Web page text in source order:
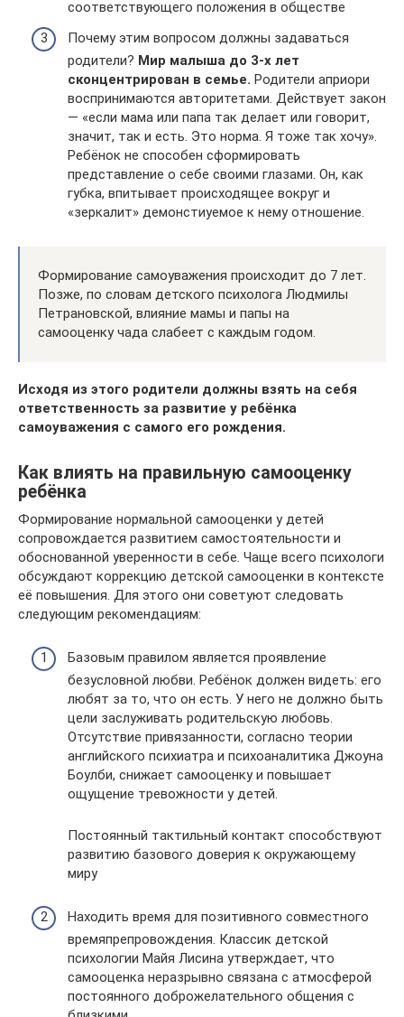
соответствующего положения в обществе
Почему этим вопросом должны задаваться
родители? Мир малыша до 3-х лет
сконцентрирован в семье. Родители априори
воспринимаются авторитетами. Действует закон
— «если мама или папа так делает или говорит,
значит, так и есть. Это норма. Я тоже так хочу».
Ребёнок не способен сформировать
представление о себе своими глазами. Он, как
губка, впитывает происходящее вокруг и
«зеркалит» демонстиуемое к нему отношение.
Формирование самоуважения происходит до 7 лет.
Позже, по словам детского психолога Людмилы
Петрановской, влияние мамы и папы на
самооценку чада слабеет с каждым годом.
Исходя из этого родители должны взять на себя
ответственность за развитие у ребёнка
самоуважения с самого его рождения.
Как влиять на правильную самооценку
ребёнка
Формирование нормальной самооценки у детей
сопровождается развитием самостоятельности и
обоснованной уверенности в себе. Чаще всего психологи
обсуждают коррекцию детской самооценки в контексте
её повышения. Для этого они советуют следовать
следующим рекомендациям:
Базовым правилом является проявление
безусловной любви. Ребёнок должен видеть: его
любят за то, что он есть. У него не должно быть
цели заслуживать родительскую любовь.
Отсутствие привязанности, согласно теории
английского психиатра и психоаналитика Джоуна
Боулби, снижает самооценку и повышает
ощущение тревожности у детей.
Постоянный тактильный контакт способствуют
развитию базового доверия к окружающему
миру
Находить время для позитивного совместного
времяпрепровождения. Классик детской
психологии Майя Лисина утверждает, что
самооценка неразрывно связана с атмосферой
постоянного доброжелательного общения с